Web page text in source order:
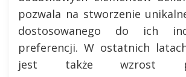
pozwala na stworzenie
dostosowanego do ich
preferencji. W ostatnich
jest także wzrost